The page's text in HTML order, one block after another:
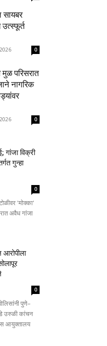
सायबर
0
परिसरात
नागरिक
0
गांजा विक्री
गुन्हा
0
'मोक्का'
अवैध गांजा
0
पुणे–
उरुळी कांचन
आयुक्तालय